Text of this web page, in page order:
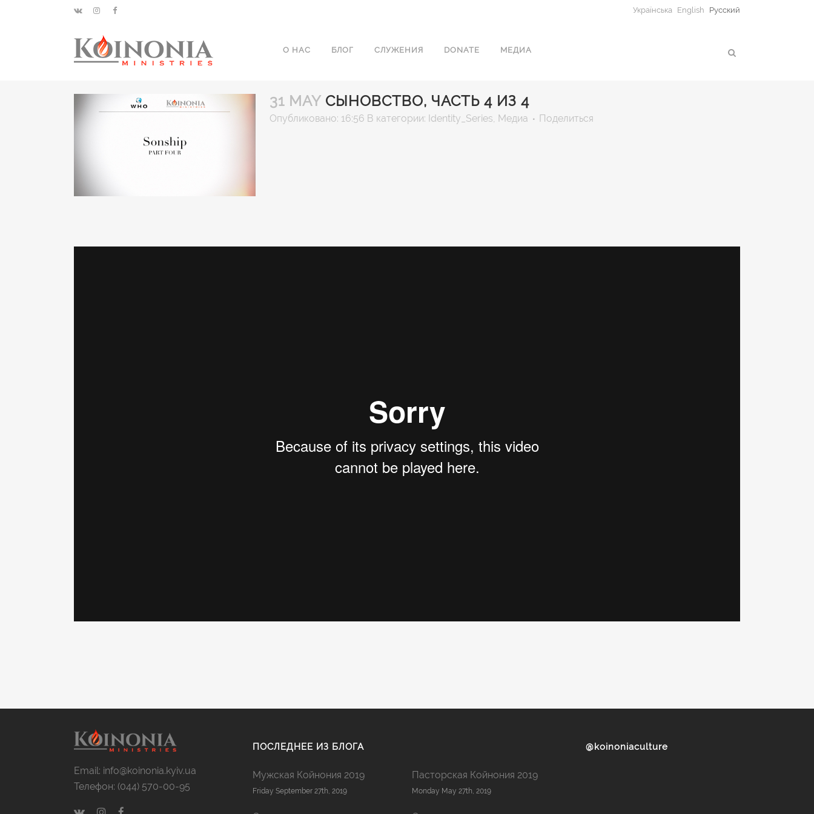
Українська English Русский
О НАС БЛОГ СЛУЖЕНИЯ DONATE МЕДИА
31 MAY СЫНОВСТВО, ЧАСТЬ 4 ИЗ 4
Опубликовано: 16:56 В категории: Identity_Series, Медиа Поделиться
Email: info@koinonia.kyiv.ua
Телефон: (044) 570-00-95
ПОСЛЕДНЕЕ ИЗ БЛОГА
Мужская Койнония 2019
Friday September 27th, 2019
Пасторская Койнония 2019
Monday May 27th, 2019
@koinoniaculture